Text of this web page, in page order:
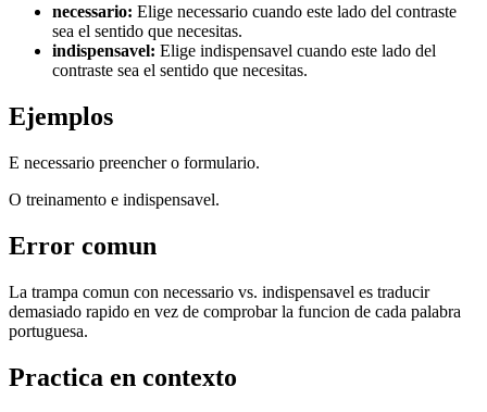
necessario: Elige necessario cuando este lado del contraste
sea el sentido que necesitas.
indispensavel: Elige indispensavel cuando este lado del
contraste sea el sentido que necesitas.
Ejemplos
E necessario preencher o formulario.
O treinamento e indispensavel.
Error comun
La trampa comun con necessario vs. indispensavel es traducir
demasiado rapido en vez de comprobar la funcion de cada palabra
portuguesa.
Practica en contexto